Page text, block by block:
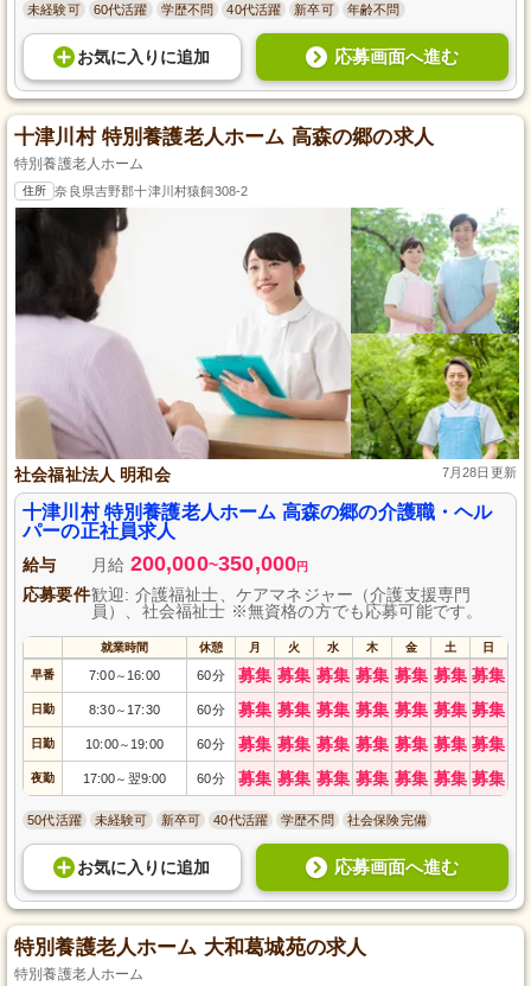
未経験可 60代活躍 学歴不問 40代活躍 新卒可 年齢不問
お気に入り に追加 応募画面へ進む
十津川村 特別養護老人ホーム 高森の郷の求人
特別養護老人ホーム
住所 奈良県吉野郡十津川村猿飼308-2
社会福祉法人 明和会 7月28日更新
十津川村 特別養護老人ホーム 高森の郷の介護職・ヘル
パーの正社員求人
給与 月給 200,000~350,000円
応募要件歓迎: 介護福祉士、ケアマネジャー（介護支援専門
員）、社会福祉士 ※無資格の方でも応募可能です。
就業時間 休憩 月 火 水 木 金 土 日
早番 7:00～ 16:00 60分 募集 募集 募集 募集 募集 募集 募集
日勤 8:30～ 17:30 60分 募集 募集 募集 募集 募集 募集 募集
日勤 10:00～ 19:00 60分 募集 募集 募集 募集 募集 募集 募集
夜勤 17:00～ 翌9:00 60分 募集 募集 募集 募集 募集 募集 募集
50代活躍 未経験可 新卒可 40代活躍 学歴不問 社会保険完備
お気に入り に追加 応募画面へ進む
特別養護老人ホーム 大和葛城苑の求人
特別養護老人ホーム